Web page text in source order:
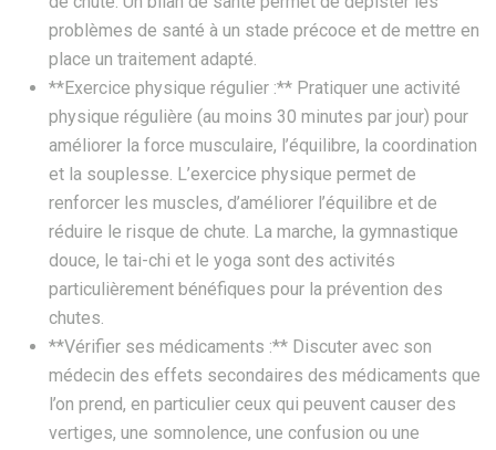
problèmes de santé à un stade précoce et de mettre en
place un traitement adapté.
**Exercice physique régulier :** Pratiquer une activité
physique régulière (au moins 30 minutes par jour) pour
améliorer la force musculaire, l’équilibre, la coordination
et la souplesse. L’exercice physique permet de
renforcer les muscles, d’améliorer l’équilibre et de
réduire le risque de chute. La marche, la gymnastique
douce, le tai-chi et le yoga sont des activités
particulièrement bénéfiques pour la prévention des
chutes.
**Vérifier ses médicaments :** Discuter avec son
médecin des effets secondaires des médicaments que
l’on prend, en particulier ceux qui peuvent causer des
vertiges, une somnolence, une confusion ou une